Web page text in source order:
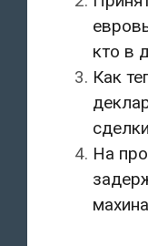
кто в
Как
На